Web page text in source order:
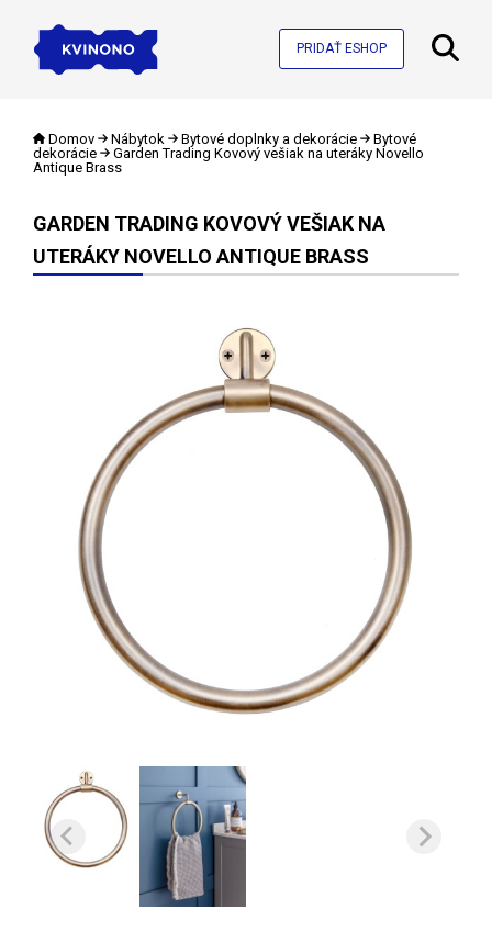
PRIDAŤ ESHOP
Domov Nábytok Bytové doplnky a dekorácie
Bytové
dekorácie
Garden Trading Kovový vešiak na uteráky Novello
Antique Brass
GARDEN TRADING KOVOVÝ VEŠIAK NA
UTERÁKY NOVELLO ANTIQUE BRASS